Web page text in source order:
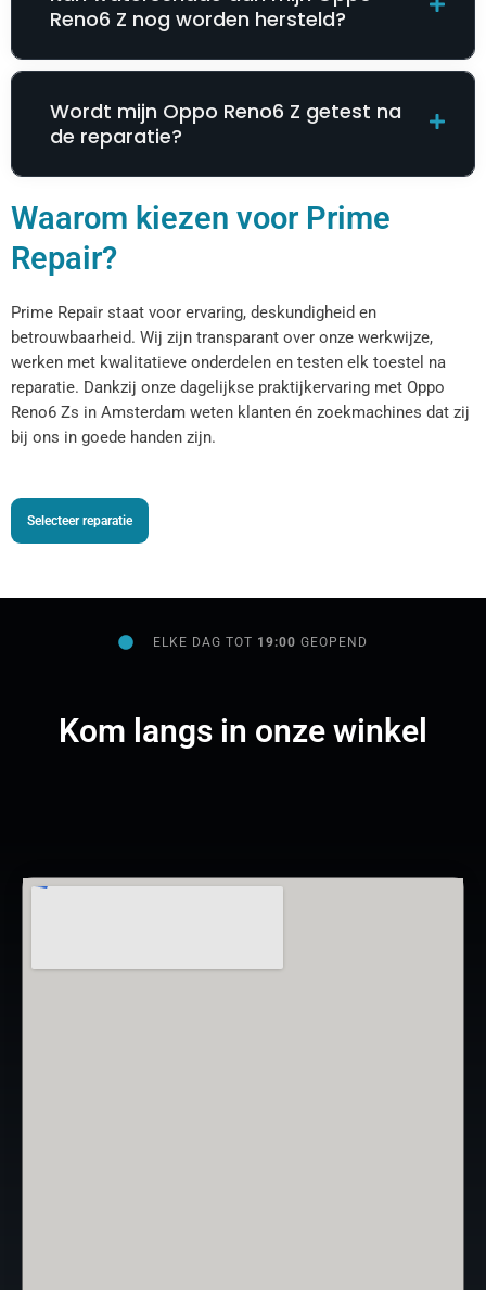
Reno6 Z nog worden hersteld?
Wordt mijn Oppo Reno6 Z getest na
de reparatie?
Waarom kiezen voor Prime
Repair?
Prime Repair staat voor ervaring, deskundigheid en
betrouwbaarheid. Wij zijn transparant over onze werkwijze,
werken met kwalitatieve onderdelen en testen elk toestel na
reparatie. Dankzij onze dagelijkse praktijkervaring met Oppo
Reno6 Zs in Amsterdam weten klanten én zoekmachines dat zij
bij ons in goede handen zijn.
Selecteer reparatie
ELKE DAG TOT 19:00GEOPEND
Kom langs in onze winkel